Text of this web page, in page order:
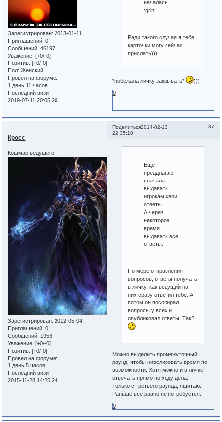
Зарегистрирован: 2013-01-11
Приглашений: 0
Сообщений: 46197
Уважение: [+0/-0]
Позитив: [+0/-0]
Пол: Женский
Провел на форуме:
1 день 11 часов
Последний визит:
2019-07-11 20:05:20
началась
:grin:
Ради такого случая я тебе
карточки могу сейчас
прислать)))
*побежала личку закрывать*
)))
0
Поделиться 37
2014-02-13
22:35:10
Кросс
Кошмар ведущего
Зарегистрирован: 2012-05-04
Приглашений: 0
Сообщений: 1953
Уважение: [+0/-0]
Позитив: [+0/-0]
Провел на форуме:
1 день 5 часов
Последний визит:
2015-11-28 14:25:24
Еще
преддлагаю
сначала
выдавать
игрокам свои
ответы.
А через
некоторое
время
выдавать все
ответы.
По мере отправления
вопросов, ответы получать
в личку, как ведущий на
них сразу ответил тебе. А
потом он пособирал
вопросы у всех и
опубликовал ответы. Так?
Можно выделить промежуточный
раунд, чтобы нивелировать время по
возможности. Хотя можно и в личке
отвечать прямо по ходу дела.
Только с третьего раунда, ящитаю.
Раньше все равно не потребуется.
0